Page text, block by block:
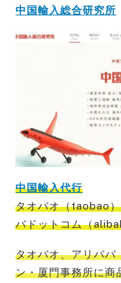
中国輸入総合研究所
中国輸入代行
タオバオ（taobao
バドットコム（
タオバオ、アリバ
ン・厦門事務所に商